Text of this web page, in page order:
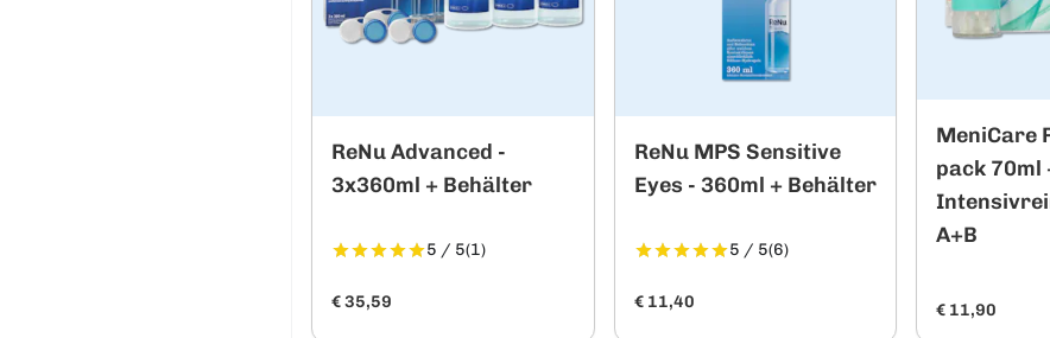
ReNu Advanced -
3x360ml + Behälter
5 / 5(1)
€ 35,59
ReNu MPS Sensitive
Eyes - 360ml + Behälter
5 / 5(6)
€ 11,40
MeniCare
pack 70ml
A+B
€ 11,90